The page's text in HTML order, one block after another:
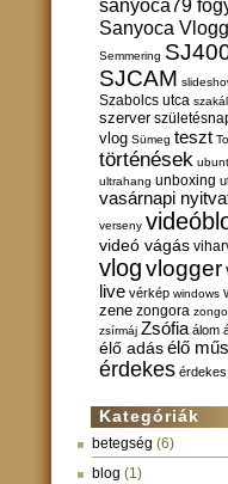
sanyoca79
Sanyoca
Semmering
SJCAM
Szabolcs utca
szerver
vlog Sümeg teszt
történések
ultrahang unboxing
vasárnapi
verseny
videó vágás
vlogvlogger
live vérkép windows
zene zongora
zsírmáj Zsófia álom
élő adás élő
érdekes
Kategóriák
betegség (6)
blog (1)